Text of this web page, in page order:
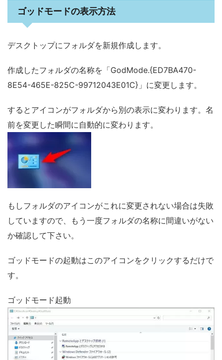
ゴッドモードの表示方法
デスクトップにフォルダを新規作成します。
作成したフォルダの名称を「GodMode.{ED7BA470-
8E54-465E-825C-99712043E01C}」に変更します。
するとアイコンがフォルダから別の表示に変わります。名
前を変更した瞬間に自動的に変わります。
もしフォルダのアイコンがこれに変更されない場合は失敗
していますので、もう一度フォルダの名称に間違いがない
か確認して下さい。
ゴッドモードの起動はこのアイコンをクリックするだけで
す。
ゴッドモード起動